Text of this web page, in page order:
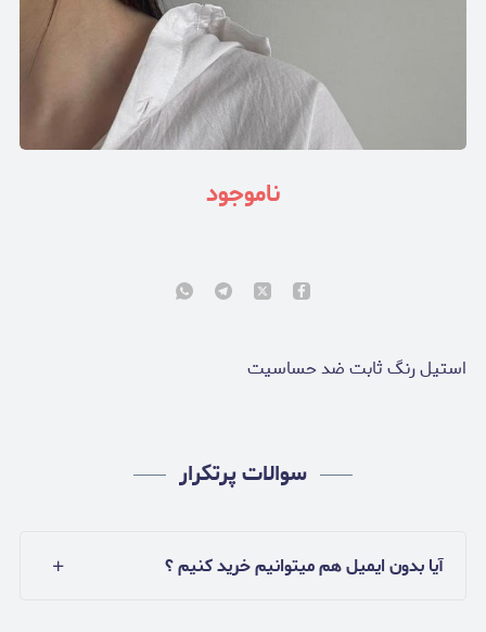
ناموجود
استیل رنگ ثابت ضد حساسیت
سوالات پرتکرار
آیا بدون ایمیل هم میتوانیم خرید کنیم ؟